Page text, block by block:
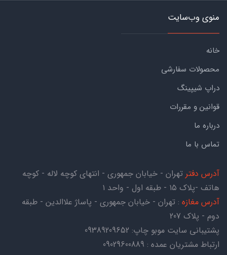
منوی وب‌سایت
خانه
محصولات سفارشی
دراپ شیپینگ
قوانین و مقررات
درباره ما
تماس با ما
آدرس دفتر تهران - خیابان جمهوری - انتهای کوچه لاله - کوچه
هاتف -پلاک ۱۵ - طبقه اول - واحد ۱
آدرس مغازه : تهران - خیابان جمهوری - پاساژ علاالدین - طبقه
دوم - پلاک 207
پشتیبانی سایت موبو چاپ: 09389209652
ارتباط مشتریان عمده : 09029600889